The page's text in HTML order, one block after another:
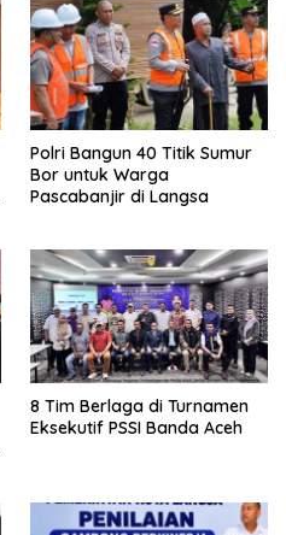
Polri Bangun 40 Titik Sumur
Bor untuk Warga
Pascabanjir di Langsa
8 Tim Berlaga di Turnamen
Eksekutif PSSI Banda Aceh